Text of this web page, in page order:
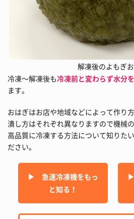
解凍後のよもぎ
冷凍～解凍後も冷凍前と変わらず水分
ます。
おはぎはお店や地域などによって作り
潰し方はそれぞれ異なりますので機械
高品質に冷凍する方法について知りた
ださい。
▶︎ 急速冷凍機をもっ
と知る！